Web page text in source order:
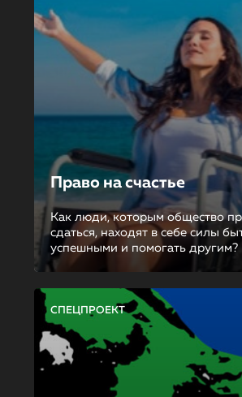
Право на счастье
Как люди, которым общество
сдаться, находят в себе силы
успешными и помогать другим?
СПЕЦПРОЕКТ